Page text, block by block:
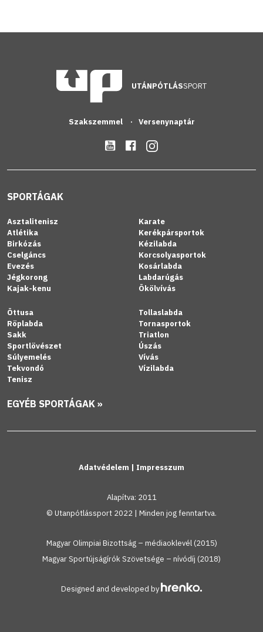
UTÁNPÓTLÁSSPORT
Szakszemmel Versenynaptár
SPORTÁGAK
Asztalitenisz
Atlétika
Birkózás
Cselgáncs
Evezés
Jégkorong
Kajak-kenu
Karate
Kerékpársportok
Kézilabda
Korcsolyasportok
Kosárlabda
Labdarúgás
Ökölvívás
Öttusa
Röplabda
Sakk
Sportlövészet
Súlyemelés
Tekvondó
Tenisz
Tollaslabda
Tornasportok
Triatlon
Úszás
Vívás
Vízilabda
EGYÉB SPORTÁGAK »
Adatvédelem | Impresszum
Alapítva: 2011
© Utanpótlássport 2022 | Minden jog fenntartva.
Magyar Olimpiai Bizottság – médiaoklevél (2015)
Magyar Sportújságírók Szövetsége – nívódíj (2018)
Designed and developed by